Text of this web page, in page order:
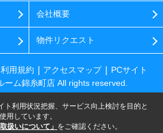
会社概要
物件リクエスト
利用規約 アクセスマップ
PCサイト
ーム錦糸町店 All rights reserved.
ト利用状況把握、サービス向上検討を目的と
用しています。
扱いについて」 をご確認ください。